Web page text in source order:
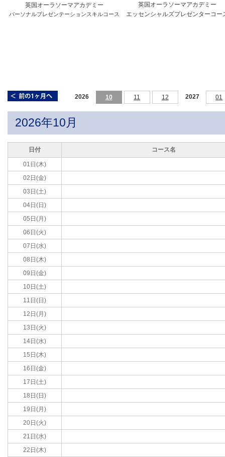
英国オーラソーマアカデミー
パーソナルプレゼンテーションスキルコース
英国オーラソーマアカデミー
エッセンシャルズプレゼンターコー
2026 10 11 12 2027 01
2026年10月
日付 コース名
01日(木)
02日(金)
03日(土)
04日(日)
05日(月)
06日(火)
07日(水)
08日(木)
09日(金)
10日(土)
11日(日)
12日(月)
13日(火)
14日(水)
15日(木)
16日(金)
17日(土)
18日(日)
19日(月)
20日(火)
21日(水)
22日(木)